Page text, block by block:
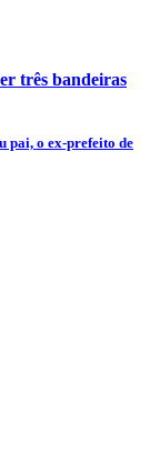
três bandeiras
pai, o ex-prefeito de